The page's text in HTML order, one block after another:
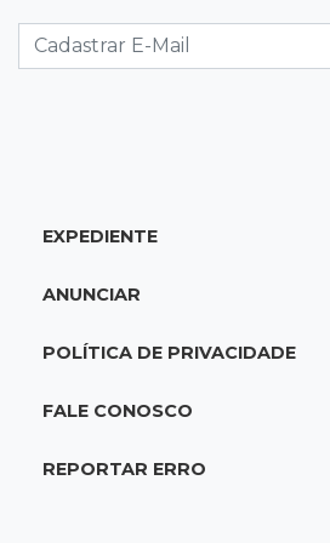
nesta sexta-feira
09:00Post Patrocinado
e tortas especiais
08:55 Agosto Lilás
EXPEDIENTE
ANUNCIAR
POLÍTICA DE PRIVACIDADE
FALE CONOSCO
REPORTAR ERRO